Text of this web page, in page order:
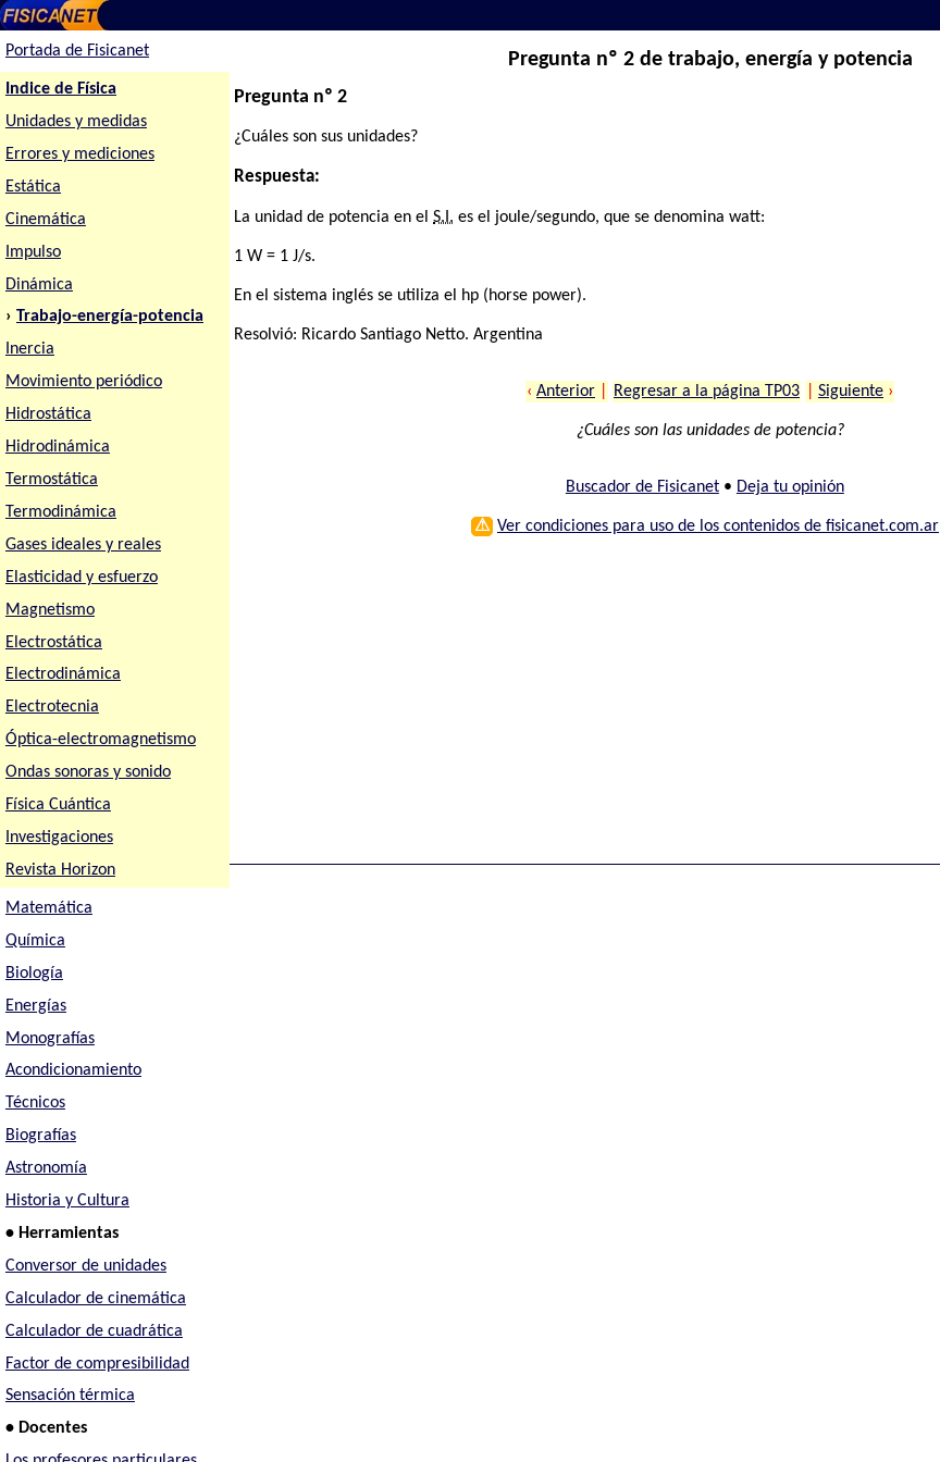
Portada de Fisicanet
Indice de Física
Unidades y medidas
Errores y mediciones
Estática
Cinemática
Impulso
Dinámica
› Trabajo-energía-potencia
Inercia
Movimiento periódico
Hidrostática
Hidrodinámica
Termostática
Termodinámica
Gases ideales y reales
Elasticidad y esfuerzo
Magnetismo
Electrostática
Electrodinámica
Electrotecnia
Óptica-electromagnetismo
Ondas sonoras y sonido
Física Cuántica
Investigaciones
Revista Horizon
Matemática
Química
Biología
Energías
Monografías
Acondicionamiento
Técnicos
Biografías
Astronomía
Historia y Cultura
• Herramientas
Conversor de unidades
Calculador de cinemática
Calculador de cuadrática
Factor de compresibilidad
Sensación térmica
• Docentes
Pregunta nº 2 de trabajo, energía y potencia
Pregunta nº 2
¿Cuáles son sus unidades?
Respuesta:
La unidad de potencia en elS.I. es el joule/segundo, que se denomina watt:
1 W = 1 J/s.
En el sistema inglés se utiliza el hp (horse power).
Resolvió: Ricardo Santiago Netto. Argentina
‹ Anterior Regresar a la página TP03 Siguiente ›
¿Cuáles son las unidades de potencia?
Buscador de Fisicanet• Deja tu opinión
⚠ Ver condiciones para uso de los contenidos de fisicanet.com.ar